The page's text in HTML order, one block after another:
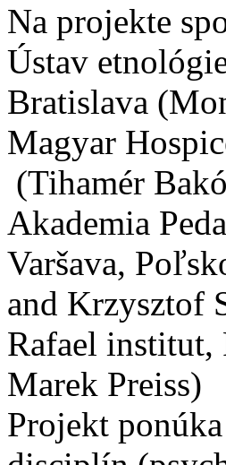
Na projekte
Ústav
Bratislava
Magyar
(Tihamér
Akademia
Varšava,
and Krzysztof
Rafael institut,
Marek Preiss)
Projekt